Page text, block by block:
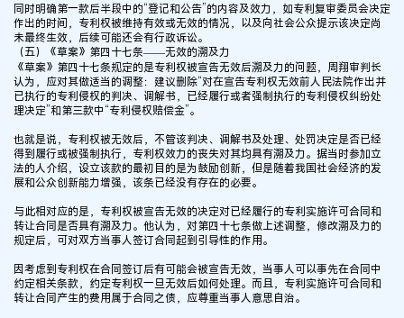
同时明确第一款后半段中的“登记和公告”的内容及效力，如专利复审委员会决定
作出的时间，专利权被维持有效或无效的情况，以及向社会公众提示该决定尚
未最终生效，后续可能还会有行政诉讼。
（五）《草案》第四十七条——无效的溯及力
《草案》第四十七条规定的是专利权被宣告无效后溯及力的问题，周翔审判长
认为，应对其做适当的调整：建议删除“对在宣告专利权无效前人民法院作出并
已执行的专利侵权的判决、调解书，已经履行或者强制执行的专利侵权纠纷处
理决定”和第三款中“专利侵权赔偿金”。
也就是说，专利权被无效后，不管该判决、调解书及处理、处罚决定是否已经
得到履行或被强制执行，专利权效力的丧失对其均具有溯及力。据当时参加立
法的人介绍，设立该款的最初目的是为鼓励创新，但是随着我国社会经济的发
展和公众创新能力增强，该条已经没有存在的必要。
与此相对应的是，专利权被宣告无效的决定对已经履行的专利实施许可合同和
转让合同是否具有溯及力。他认为，对第四十七条做上述调整，修改溯及力的
规定后，可对双方当事人签订合同起到引导性的作用。
因考虑到专利权在合同签订后有可能会被宣告无效，当事人可以事先在合同中
约定相关条款，约定专利权一旦无效后如何处理。而且，专利实施许可合同和
转让合同产生的费用属于合同之债，应尊重当事人意思自治。